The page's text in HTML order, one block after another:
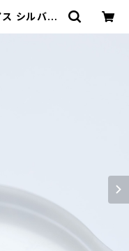
ス シルバー